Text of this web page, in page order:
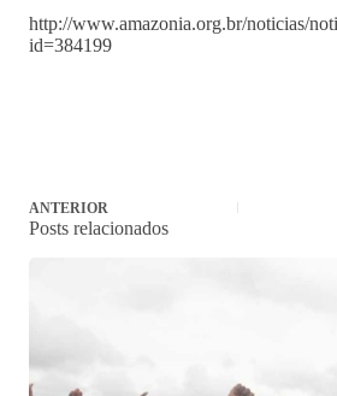
http://www.amazonia.org.br/noticias/
id=384199
ANTERIOR
Posts relacionados